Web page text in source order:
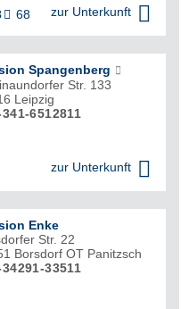
 68 zur Unterkunft 
Spangenberg
Str. 133
Leipzig
6512811
zur Unterkunft 
Enke
Str. 22
Borsdorf OT Panitzsch
33511